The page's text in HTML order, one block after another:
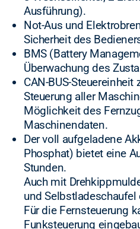
Ausführung).
Not-Aus und
Sicherheit des
BMS (Battery
Überwachung des
CAN-BUS-Steuereinheit
Steuerung aller
Möglichkeit des
Maschinendaten.
Der voll aufgeladene
Phosphat) bietet eine
Stunden.
Auch mit
und Selbstladeschaufel
Für die Fernsteuerung
Funksteuerung